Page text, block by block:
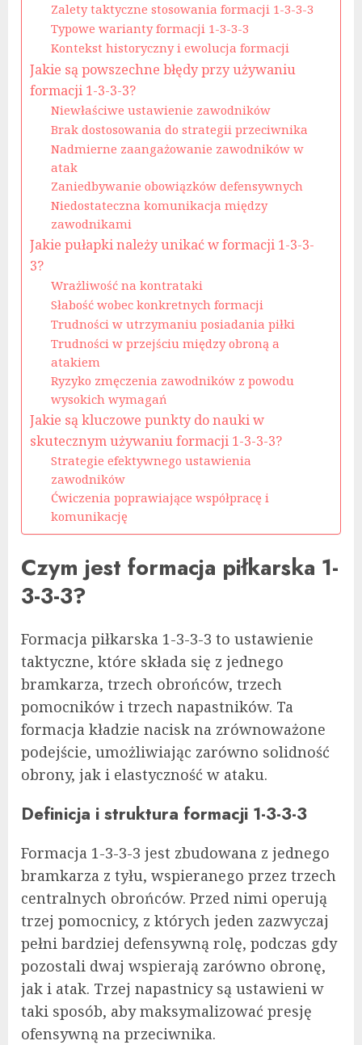
Zalety taktyczne stosowania formacji 1-3-3-3
Typowe warianty formacji 1-3-3-3
Kontekst historyczny i ewolucja formacji
Jakie są powszechne błędy przy używaniu
formacji 1-3-3-3?
Niewłaściwe ustawienie zawodników
Brak dostosowania do strategii przeciwnika
Nadmierne zaangażowanie zawodników w
atak
Zaniedbywanie obowiązków defensywnych
Niedostateczna komunikacja między
zawodnikami
Jakie pułapki należy unikać w formacji 1-3-3-
3?
Wrażliwość na kontrataki
Słabość wobec konkretnych formacji
Trudności w utrzymaniu posiadania piłki
Trudności w przejściu między obroną a
atakiem
Ryzyko zmęczenia zawodników z powodu
wysokich wymagań
Jakie są kluczowe punkty do nauki w
skutecznym używaniu formacji 1-3-3-3?
Strategie efektywnego ustawienia
zawodników
Ćwiczenia poprawiające współpracę i
komunikację
Czym jest formacja piłkarska 1-
3-3-3?
Formacja piłkarska 1-3-3-3 to ustawienie
taktyczne, które składa się z jednego
bramkarza, trzech obrońców, trzech
pomocników i trzech napastników. Ta
formacja kładzie nacisk na zrównoważone
podejście, umożliwiając zarówno solidność
obrony, jak i elastyczność w ataku.
Definicja i struktura formacji 1-3-3-3
Formacja 1-3-3-3 jest zbudowana z jednego
bramkarza z tyłu, wspieranego przez trzech
centralnych obrońców. Przed nimi operują
trzej pomocnicy, z których jeden zazwyczaj
pełni bardziej defensywną rolę, podczas gdy
pozostali dwaj wspierają zarówno obronę,
jak i atak. Trzej napastnicy są ustawieni w
taki sposób, aby maksymalizować presję
ofensywną na przeciwnika.